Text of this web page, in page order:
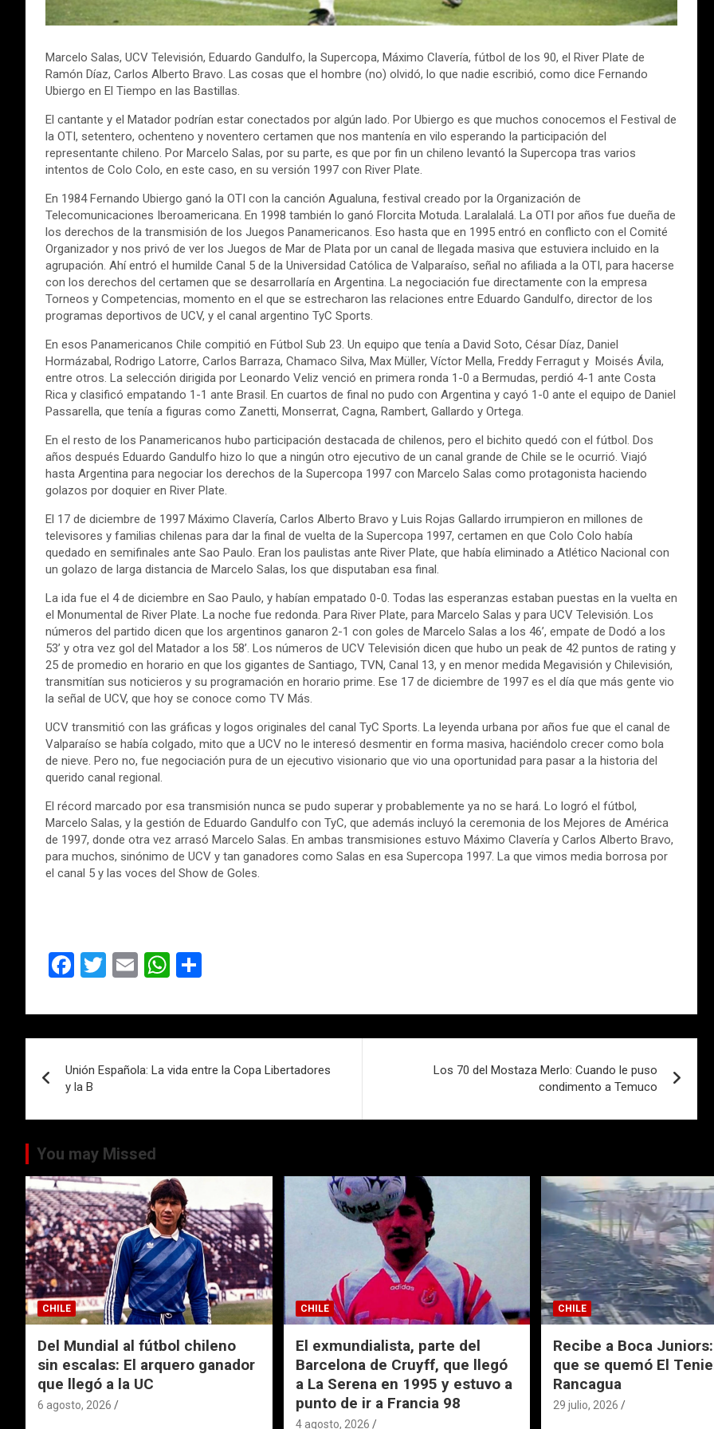
Marcelo Salas, UCV Televisión, Eduardo Gandulfo, la Supercopa, Máximo Clavería, fútbol de los 90, el River Plate de
Ramón Díaz, Carlos Alberto Bravo. Las cosas que el hombre (no) olvidó, lo que nadie escribió, como dice Fernando
Ubiergo en El Tiempo en las Bastillas.
El cantante y el Matador podrían estar conectados por algún lado. Por Ubiergo es que muchos conocemos el Festival de
la OTI, setentero, ochenteno y noventero certamen que nos mantenía en vilo esperando la participación del
representante chileno. Por Marcelo Salas, por su parte, es que por fin un chileno levantó la Supercopa tras varios
intentos de Colo Colo, en este caso, en su versión 1997 con River Plate.
En 1984 Fernando Ubiergo ganó la OTI con la canción Agualuna, festival creado por la Organización de
Telecomunicaciones Iberoamericana. En 1998 también lo ganó Florcita Motuda. Laralalalá. La OTI por años fue dueña de
los derechos de la transmisión de los Juegos Panamericanos. Eso hasta que en 1995 entró en conflicto con el Comité
Organizador y nos privó de ver los Juegos de Mar de Plata por un canal de llegada masiva que estuviera incluido en la
agrupación. Ahí entró el humilde Canal 5 de la Universidad Católica de Valparaíso, señal no afiliada a la OTI, para hacerse
con los derechos del certamen que se desarrollaría en Argentina. La negociación fue directamente con la empresa
Torneos y Competencias, momento en el que se estrecharon las relaciones entre Eduardo Gandulfo, director de los
programas deportivos de UCV, y el canal argentino TyC Sports.
En esos Panamericanos Chile compitió en Fútbol Sub 23. Un equipo que tenía a David Soto, César Díaz, Daniel
Hormázabal, Rodrigo Latorre, Carlos Barraza, Chamaco Silva, Max Müller, Víctor Mella, Freddy Ferragut y Moisés Ávila,
entre otros. La selección dirigida por Leonardo Veliz venció en primera ronda 1-0 a Bermudas, perdió 4-1 ante Costa
Rica y clasificó empatando 1-1 ante Brasil. En cuartos de final no pudo con Argentina y cayó 1-0 ante el equipo de Daniel
Passarella, que tenía a figuras como Zanetti, Monserrat, Cagna, Rambert, Gallardo y Ortega.
En el resto de los Panamericanos hubo participación destacada de chilenos, pero el bichito quedó con el fútbol. Dos
años después Eduardo Gandulfo hizo lo que a ningún otro ejecutivo de un canal grande de Chile se le ocurrió. Viajó
hasta Argentina para negociar los derechos de la Supercopa 1997 con Marcelo Salas como protagonista haciendo
golazos por doquier en River Plate.
El 17 de diciembre de 1997 Máximo Clavería, Carlos Alberto Bravo y Luis Rojas Gallardo irrumpieron en millones de
televisores y familias chilenas para dar la final de vuelta de la Supercopa 1997, certamen en que Colo Colo había
quedado en semifinales ante Sao Paulo. Eran los paulistas ante River Plate, que había eliminado a Atlético Nacional con
un golazo de larga distancia de Marcelo Salas, los que disputaban esa final.
La ida fue el 4 de diciembre en Sao Paulo, y habían empatado 0-0. Todas las esperanzas estaban puestas en la vuelta en
el Monumental de River Plate. La noche fue redonda. Para River Plate, para Marcelo Salas y para UCV Televisión. Los
números del partido dicen que los argentinos ganaron 2-1 con goles de Marcelo Salas a los 46’, empate de Dodó a los
53’ y otra vez gol del Matador a los 58’. Los números de UCV Televisión dicen que hubo un peak de 42 puntos de rating y
25 de promedio en horario en que los gigantes de Santiago, TVN, Canal 13, y en menor medida Megavisión y Chilevisión,
transmitían sus noticieros y su programación en horario prime. Ese 17 de diciembre de 1997 es el día que más gente vio
la señal de UCV, que hoy se conoce como TV Más.
UCV transmitió con las gráficas y logos originales del canal TyC Sports. La leyenda urbana por años fue que el canal de
Valparaíso se había colgado, mito que a UCV no le interesó desmentir en forma masiva, haciéndolo crecer como bola
de nieve. Pero no, fue negociación pura de un ejecutivo visionario que vio una oportunidad para pasar a la historia del
querido canal regional.
El récord marcado por esa transmisión nunca se pudo superar y probablemente ya no se hará. Lo logró el fútbol,
Marcelo Salas, y la gestión de Eduardo Gandulfo con TyC, que además incluyó la ceremonia de los Mejores de América
de 1997, donde otra vez arrasó Marcelo Salas. En ambas transmisiones estuvo Máximo Clavería y Carlos Alberto Bravo,
para muchos, sinónimo de UCV y tan ganadores como Salas en esa Supercopa 1997. La que vimos media borrosa por
el canal 5 y las voces del Show de Goles.
F
ce
b
o
o
k
T
tt
er
E
ail
W
at
s
A
p
m
p
ar
de
entradas
Unión Española: La vida entre la Copa Libertadores
y la B
Los 70 del Mostaza Merlo: Cuando le puso
condimento a Temuco
You may Missed
CHILE
Del Mundial al fútbol chileno
sin escalas: El arquero ganador
que llegó a la UC
6 agosto, 2026
CHILE
El exmundialista, parte del
Barcelona de Cruyff, que llegó
a La Serena en 1995 y estuvo a
punto de ir a Francia 98
4 agosto, 2026
CHILE
Recibe a Boca
que se quemó El
Rancagua
29 julio, 2026